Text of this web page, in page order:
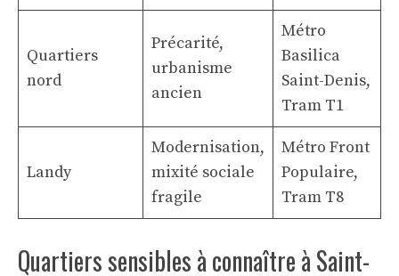
Quartiers
nord
Précarité,
urbanisme
ancien
Métro
Basilica
Saint-Denis,
Tram T1
Landy
Modernisation,
mixité sociale
fragile
Métro Front
Populaire,
Tram T8
Quartiers sensibles à connaître à Saint-